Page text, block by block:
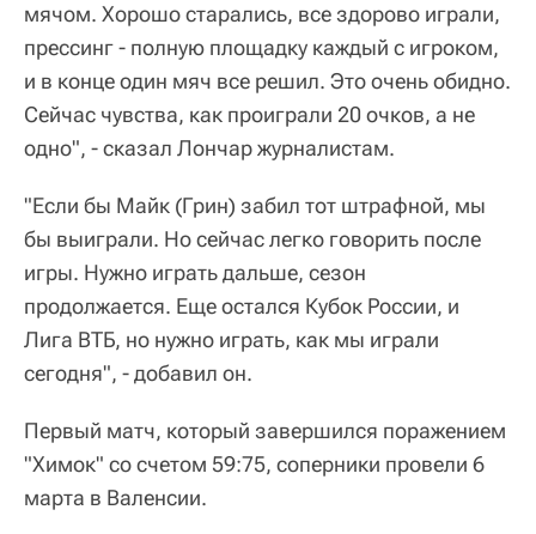
мячом. Хорошо старались, все здорово играли,
прессинг - полную площадку каждый с игроком,
и в конце один мяч все решил. Это очень обидно.
Сейчас чувства, как проиграли 20 очков, а не
одно", - сказал Лончар журналистам.
"Если бы Майк (Грин) забил тот штрафной, мы
бы выиграли. Но сейчас легко говорить после
игры. Нужно играть дальше, сезон
продолжается. Еще остался Кубок России, и
Лига ВТБ, но нужно играть, как мы играли
сегодня", - добавил он.
Первый матч, который завершился поражением
"Химок" со счетом 59:75, соперники провели 6
марта в Валенсии.